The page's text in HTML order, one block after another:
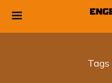
Tags